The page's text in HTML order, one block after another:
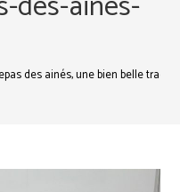
des ainés, une bien belle